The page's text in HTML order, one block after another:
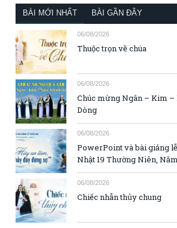
BÀI MỚI NHẤT BÀI GẦN ĐÂY
06/08/2026
Thuộc trọn về chúa
06/08/2026
Chúc mừng Ngân – Kim
Dòng
06/08/2026
PowerPoint và bài giảng
Nhật 19 Thường Niên,
06/08/2026
Chiếc nhẫn thủy chung